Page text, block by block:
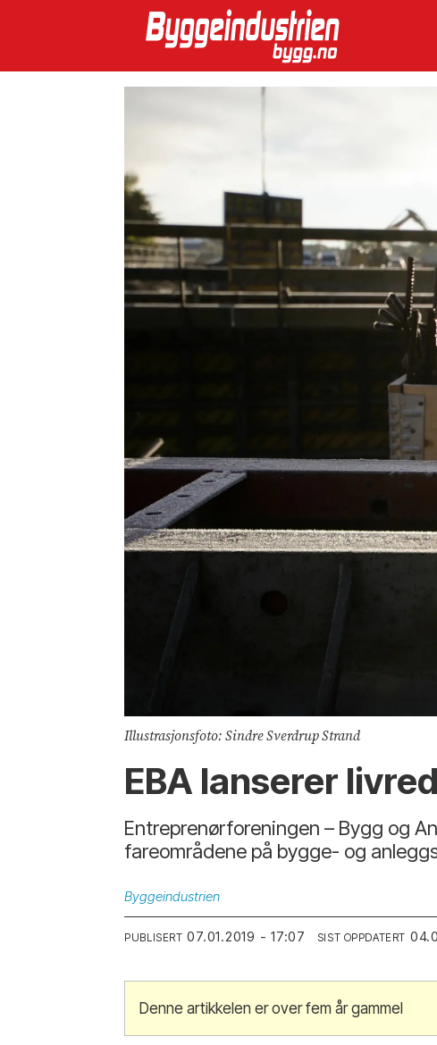
Illustrasjonsfoto: Sindre Sverdrup Strand
EBA lanserer
Entreprenørforeningen – Bygg og
fareområdene på bygge- og
Byggeindustrien
PUBLISERT 07.01.2019 - 17:07 SIST OPPDATERT
Denne artikkelen er over fem år gammel